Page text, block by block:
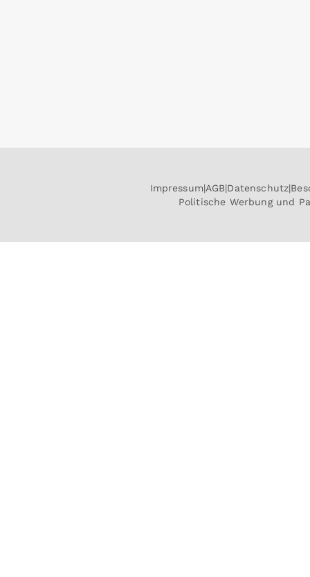
Impressum AGB Datenschutz
Politische Werbung und